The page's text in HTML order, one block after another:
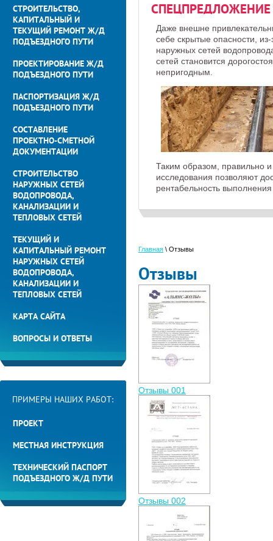
СПЕЦПРЕДЛОЖЕНИЕ
Даже внешне
себе скрытые опасности, из-
наружных сетей
сетей становится
непригодным.
Таким образом, правильно
исследования позволяют
рентабельность
Главная \ Отзывы
Отзывы
Отзывы 001
Отзывы 002
СТРОИТЕЛЬСТВО,
КАПИТАЛЬНЫЙ И
ТЕКУЩИЙ РЕМОНТ Ж/Д
ПОДЪЕЗДНОГО ПУТИ
ПРОЕКТИРОВАНИЕ Ж/Д
ПОДЪЕЗДНОГО ПУТИ
ПАСПОРТИЗАЦИЯ Ж/Д
ПОДЪЕЗДНОГО ПУТИ
СОСТАВЛЕНИЕ
ПРОЕКТНО-СМЕТНОЙ
ДОКУМЕНТАЦИИ
СТРОИТЕЛЬСТВО
НАРУЖНЫХ СЕТЕЙ
ВОДОПРОВОДА,
КАНАЛИЗАЦИИ И
ТЕПЛОВЫХ СЕТЕЙ
ТЕКУЩИЙ И
КАПИТАЛЬНЫЙ РЕМОНТ
НАРУЖНЫХ СЕТЕЙ
ВОДОПРОВОДА,
КАНАЛИЗАЦИИ И
ТЕПЛОВЫХ СЕТЕЙ
КАРТА САЙТА
ВОПРОСЫ И ОТВЕТЫ
ПРИМЕРЫ НАШИХ РАБОТ:
ПРОЕКТ
МЕСТНАЯ ИНСТРУКЦИЯ
ТЕХНИЧЕСКИЙ ПАСПОРТ
ПОДЪЕЗДНОГО Ж/Д ПУТИ